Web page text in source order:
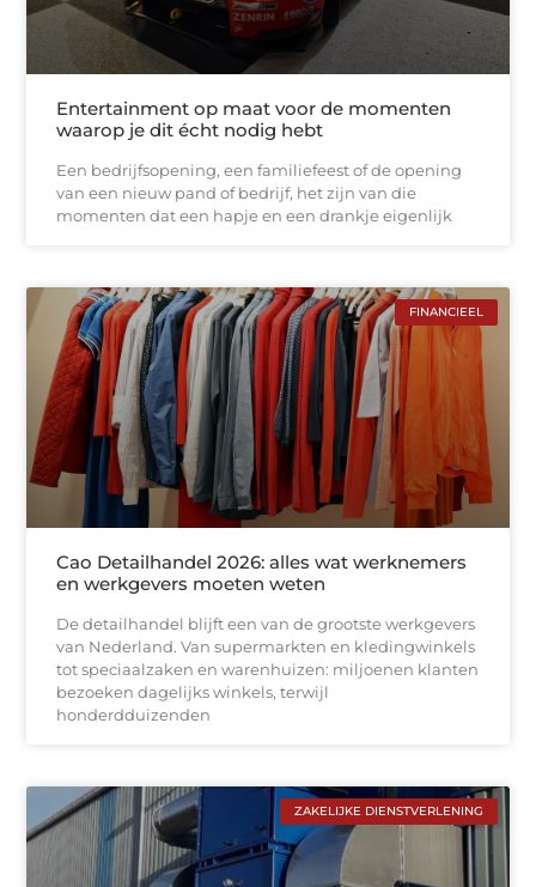
Entertainment op maat voor de momenten
waarop je dit écht nodig hebt
Een bedrijfsopening, een familiefeest of de opening
van een nieuw pand of bedrijf, het zijn van die
momenten dat een hapje en een drankje eigenlijk
FINANCIEEL
Cao Detailhandel 2026: alles wat werknemers
en werkgevers moeten weten
De detailhandel blijft een van de grootste werkgevers
van Nederland. Van supermarkten en kledingwinkels
tot speciaalzaken en warenhuizen: miljoenen klanten
bezoeken dagelijks winkels, terwijl
honderdduizenden
ZAKELIJKE DIENSTVERLENING